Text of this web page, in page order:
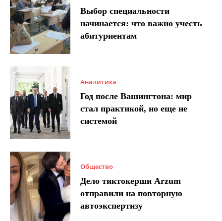
Выбор специальности
начинается: что важно учесть
абитуриентам
Аналитика
Год после Вашингтона: мир
стал практикой, но еще не
системой
Общество
Дело тиктокерши Arzum
отправили на повторную
автоэкспертизу